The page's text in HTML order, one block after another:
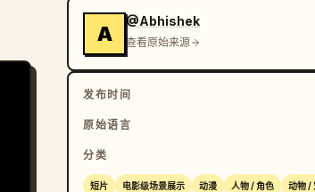
A
@Abhishek
查看原始来源
发布时间
原始语言
分类
短片 电影级场景展示 动漫 人物 / 角色 动物 /